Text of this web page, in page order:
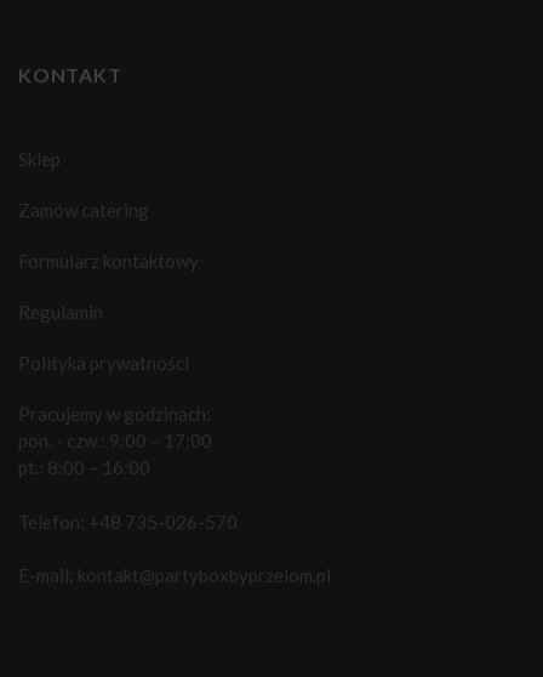
KONTAKT
Sklep
Zamów catering
Formularz kontaktowy
Regulamin
Polityka prywatności
Pracujemy w godzinach:
pon. - czw.: 9:00 – 17:00
pt.: 8:00 – 16:00
Telefon: +48 735-026-570
E-mail: kontakt@partyboxbyprzelom.pl